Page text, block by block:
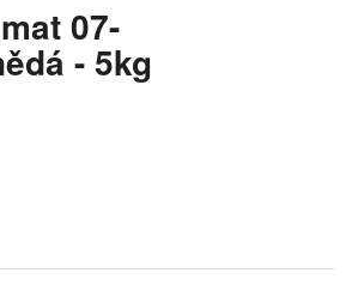
07-
- 5kg